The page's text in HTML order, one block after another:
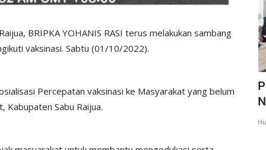
BRIPKA YOHANIS RASI terus melakukan sambang
vaksinasi. Sabtu (01/10/2022).
Percepatan vaksinasi ke Masyarakat yang belum
Kabupaten Sabu Raijua.
Polri Lakukan Penyelidikan Terhadap
Peristiwa Gugurnya...